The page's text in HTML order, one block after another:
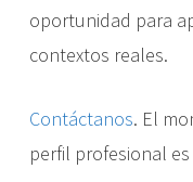
oportunidad para
contextos reales.
Contáctanos. El
perfil profesional